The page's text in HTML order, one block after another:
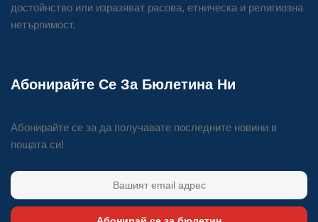
достойнство или изразяват расова, етническа и религиозна
нетърпимост.
Абонирайте Се За Бюлетина Ни
Абонирайте се за да получавате последните новини в
пощата си!